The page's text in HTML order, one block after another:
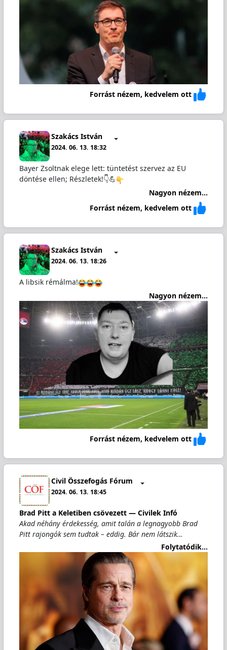
Forrást nézem, kedvelem ott
Szakács István
2024. 06. 13. 18:32
Bayer Zsoltnak elege lett: tüntetést szervez az EU
döntése ellen; Részletek!👇💪
Nagyon nézem...
Forrást nézem, kedvelem ott
Szakács István
2024. 06. 13. 18:26
A libsik rémálma!
Nagyon nézem...
Forrást nézem, kedvelem ott
Civil Összefogás Fórum
2024. 06. 13. 18:45
Brad Pitt a Keletiben csövezett — Civilek Infó
Akad néhány érdekesség, amit talán a legnagyobb Brad
Pitt rajongók sem tudtak – eddig. Bár nem látszik…
Folytatódik...